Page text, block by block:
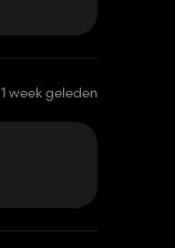
1 week geleden